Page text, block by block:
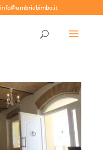
info@umbriabimbo.it